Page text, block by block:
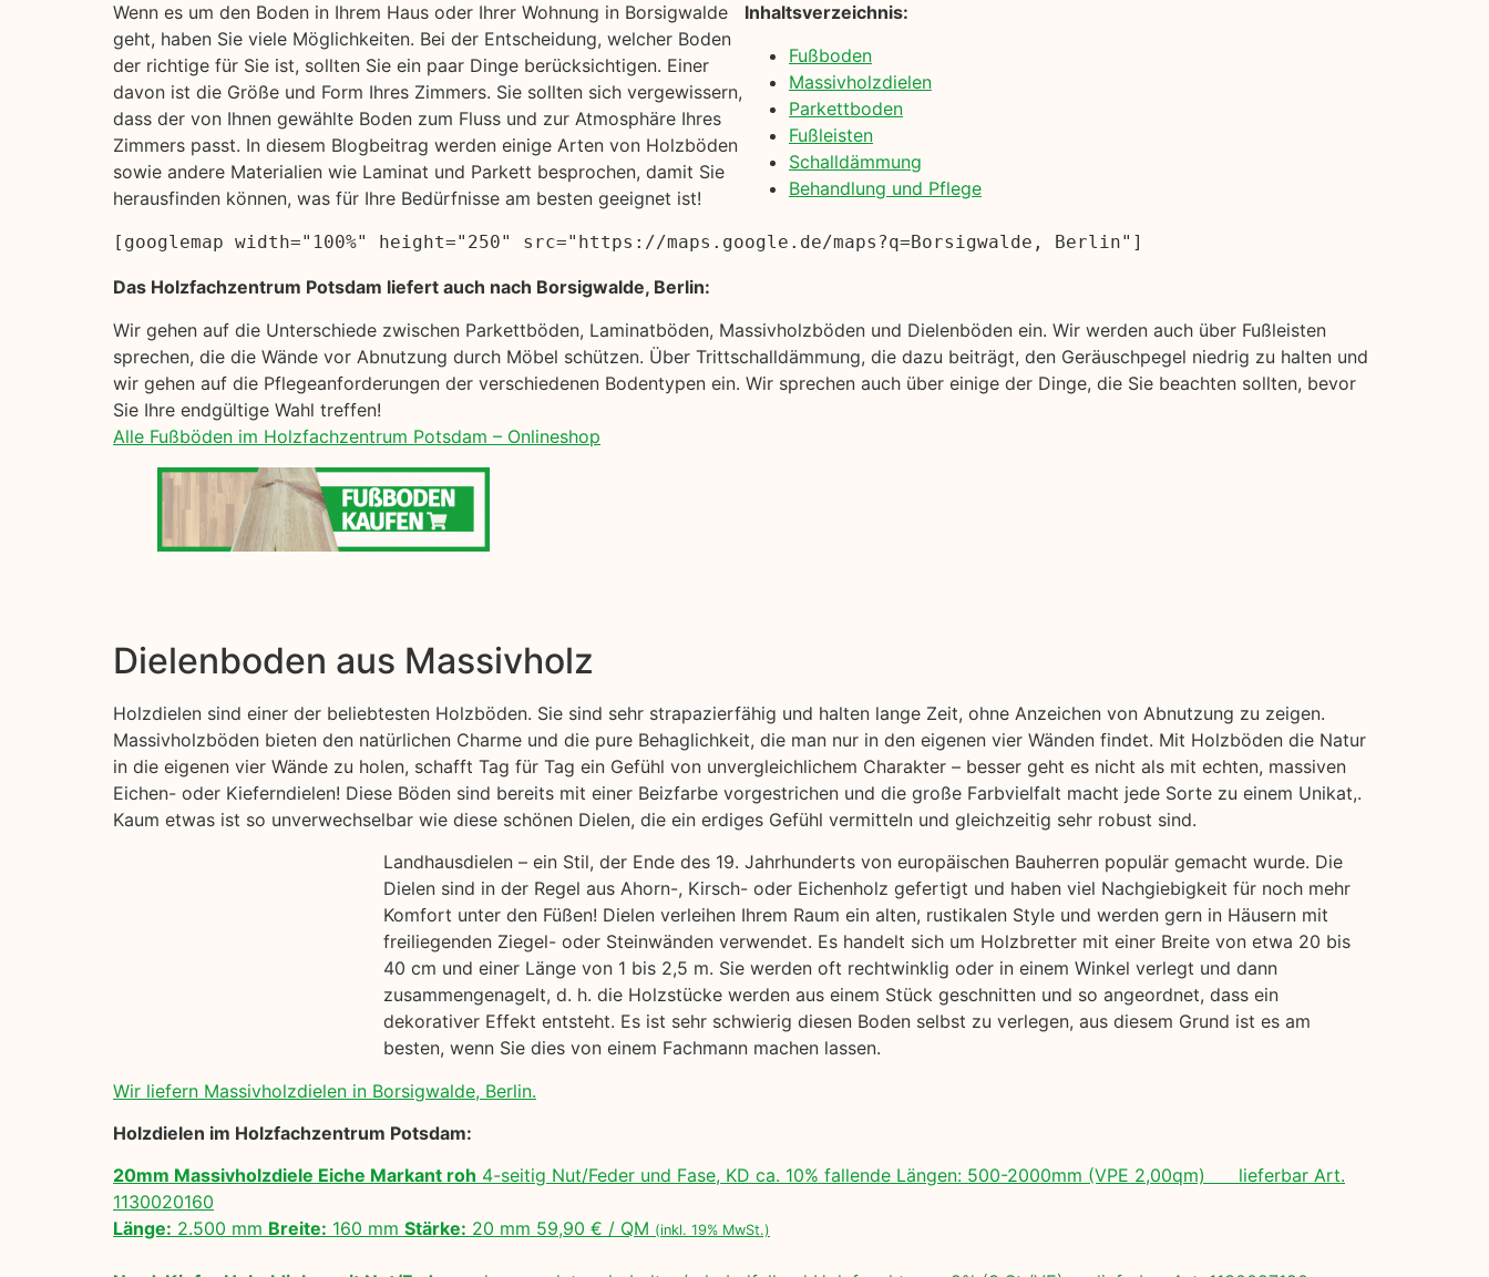
Wenn es um den Boden in Ihrem Haus oder Ihrer Wohnung in Borsigwalde
geht, haben Sie viele Möglichkeiten. Bei der Entscheidung, welcher Boden
der richtige für Sie ist, sollten Sie ein paar Dinge berücksichtigen. Einer
davon ist die Größe und Form Ihres Zimmers. Sie sollten sich vergewissern,
dass der von Ihnen gewählte Boden zum Fluss und zur Atmosphäre Ihres
Zimmers passt. In diesem Blogbeitrag werden einige Arten von Holzböden
sowie andere Materialien wie Laminat und Parkett besprochen, damit Sie
herausfinden können, was für Ihre Bedürfnisse am besten geeignet ist!
Inhaltsverzeichnis:
Fußboden
Massivholzdielen
Parkettboden
Fußleisten
Schalldämmung
Behandlung und Pflege
[googlemap width="100%" height="250" src="https://maps.google.de/maps?q=Borsigwalde, Berlin"]
Das Holzfachzentrum Potsdam liefert auch nach Borsigwalde, Berlin:
Wir gehen auf die Unterschiede zwischen Parkettböden, Laminatböden, Massivholzböden und Dielenböden ein. Wir werden auch über Fußleisten
sprechen, die die Wände vor Abnutzung durch Möbel schützen. Über Trittschalldämmung, die dazu beiträgt, den Geräuschpegel niedrig zu halten und
wir gehen auf die Pflegeanforderungen der verschiedenen Bodentypen ein. Wir sprechen auch über einige der Dinge, die Sie beachten sollten, bevor
Sie Ihre endgültige Wahl treffen!
Alle Fußböden im Holzfachzentrum Potsdam – Onlineshop
Dielenboden aus Massivholz
Holzdielen sind einer der beliebtesten Holzböden. Sie sind sehr strapazierfähig und halten lange Zeit, ohne Anzeichen von Abnutzung zu zeigen.
Massivholzböden bieten den natürlichen Charme und die pure Behaglichkeit, die man nur in den eigenen vier Wänden findet. Mit Holzböden die Natur
in die eigenen vier Wände zu holen, schafft Tag für Tag ein Gefühl von unvergleichlichem Charakter – besser geht es nicht als mit echten, massiven
Eichen- oder Kieferndielen! Diese Böden sind bereits mit einer Beizfarbe vorgestrichen und die große Farbvielfalt macht jede Sorte zu einem Unikat,.
Kaum etwas ist so unverwechselbar wie diese schönen Dielen, die ein erdiges Gefühl vermitteln und gleichzeitig sehr robust sind.
Landhausdielen – ein Stil, der Ende des 19. Jahrhunderts von europäischen Bauherren populär gemacht wurde. Die
Dielen sind in der Regel aus Ahorn-, Kirsch- oder Eichenholz gefertigt und haben viel Nachgiebigkeit für noch mehr
Komfort unter den Füßen! Dielen verleihen Ihrem Raum ein alten, rustikalen Style und werden gern in Häusern mit
freiliegenden Ziegel- oder Steinwänden verwendet. Es handelt sich um Holzbretter mit einer Breite von etwa 20 bis
40 cm und einer Länge von 1 bis 2,5 m. Sie werden oft rechtwinklig oder in einem Winkel verlegt und dann
zusammengenagelt, d. h. die Holzstücke werden aus einem Stück geschnitten und so angeordnet, dass ein
dekorativer Effekt entsteht. Es ist sehr schwierig diesen Boden selbst zu verlegen, aus diesem Grund ist es am
besten, wenn Sie dies von einem Fachmann machen lassen.
Wir liefern Massivholzdielen in Borsigwalde, Berlin.
Holzdielen im Holzfachzentrum Potsdam:
20mm Massivholzdiele Eiche Markant roh 4-seitig Nut/Feder und Fase, KD ca. 10% fallende Längen: 500-2000mm (VPE 2,00qm) lieferbar Art.
1130020160
Länge: 2.500 mm Breite: 160 mm Stärke: 20 mm 59,90 € / QM (inkl. 19% MwSt.)